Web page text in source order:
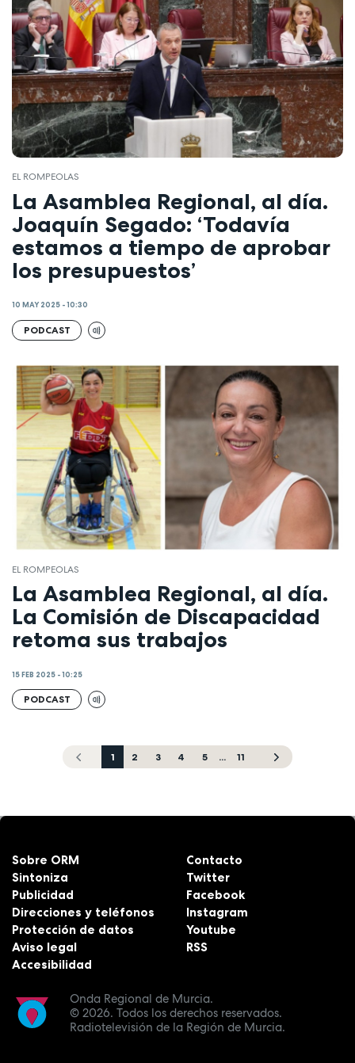
EL ROMPEOLAS
La Asamblea Regional, al día.
Joaquín Segado: ‘Todavía
estamos a tiempo de aprobar
los presupuestos’
10 MAY 2025 - 10:30
PODCAST
EL ROMPEOLAS
La Asamblea Regional, al día.
La Comisión de Discapacidad
retoma sus trabajos
15 FEB 2025 - 10:25
PODCAST
1 2 3 4 5 ... 11
Onda Regional de Murcia.
© 2026. Todos los derechos reservados.
Radiotelevisión de la Región de Murcia.
Sobre ORM
Sintoniza
Publicidad
Direcciones y teléfonos
Protección de datos
Aviso legal
Accesibilidad
Contacto
Twitter
Facebook
Instagram
Youtube
RSS